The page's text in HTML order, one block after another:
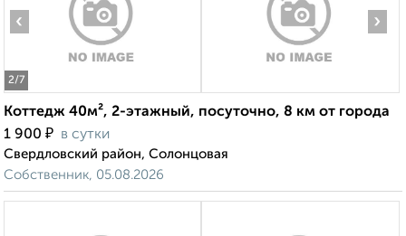
2/7
‹ ›
Коттедж 40м², 2-этажный, посуточно, 8 км от города
1 900 ₽ в сутки
Свердловский район, Солонцовая
Собственник, 05.08.2026